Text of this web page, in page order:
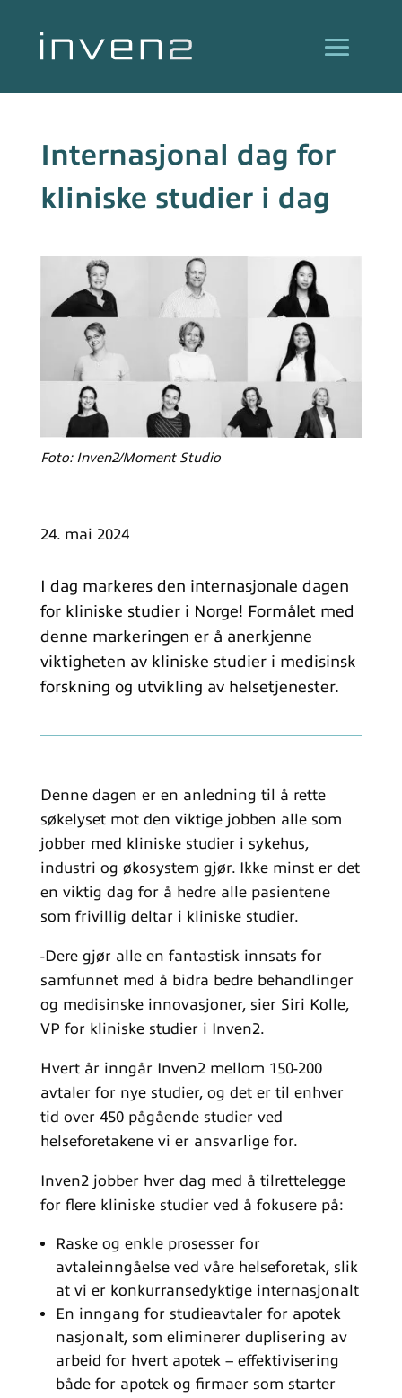
Internasjonal dag for
kliniske studier i dag
Foto: Inven2/Moment Studio
24. mai 2024
I dag markeres den internasjonale dagen
for kliniske studier i Norge! Formålet med
denne markeringen er å anerkjenne
viktigheten av kliniske studier i medisinsk
forskning og utvikling av helsetjenester.
Denne dagen er en anledning til å rette
søkelyset mot den viktige jobben alle som
jobber med kliniske studier i sykehus,
industri og økosystem gjør. Ikke minst er det
en viktig dag for å hedre alle pasientene
som frivillig deltar i kliniske studier.
-Dere gjør alle en fantastisk innsats for
samfunnet med å bidra bedre behandlinger
og medisinske innovasjoner, sier Siri Kolle,
VP for kliniske studier i Inven2.
Hvert år inngår Inven2 mellom 150-200
avtaler for nye studier, og det er til enhver
tid over 450 pågående studier ved
helseforetakene vi er ansvarlige for.
Inven2 jobber hver dag med å tilrettelegge
for flere kliniske studier ved å fokusere på:
Raske og enkle prosesser for
avtaleinngåelse ved våre helseforetak, slik
at vi er konkurransedyktige internasjonalt
En inngang for studieavtaler for apotek
nasjonalt, som eliminerer duplisering av
arbeid for hvert apotek – effektivisering
både for apotek og firmaer som starter